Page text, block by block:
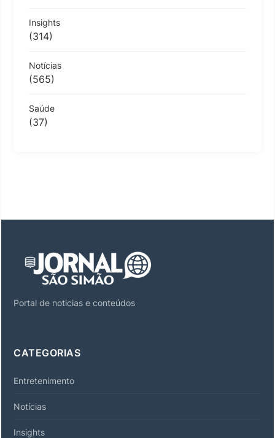
Insights
(314)
Notícias
(565)
Saúde
(37)
Portal de noticias e conteúdos
CATEGORIAS
Entretenimento
Notícias
Insights